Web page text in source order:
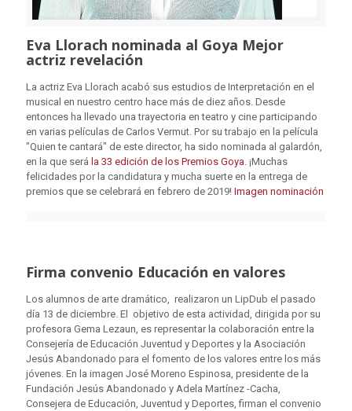
Eva Llorach nominada al Goya Mejor
actriz revelación
La actriz Eva Llorach acabó sus estudios de Interpretación en el
musical en nuestro centro hace más de diez años. Desde
entonces ha llevado una trayectoria en teatro y cine participando
en varias películas de Carlos Vermut. Por su trabajo en la película
"Quien te cantará" de este director, ha sido nominada al galardón,
en la que será la 33 edición de los Premios Goya. ¡Muchas
felicidades por la candidatura y mucha suerte en la entrega de
premios que se celebrará en febrero de 2019! Imagen nominación
Firma convenio Educación en valores
Los alumnos de arte dramático, realizaron un LipDub el pasado
día 13 de diciembre. El objetivo de esta actividad, dirigida por su
profesora Gema Lezaun, es representar la colaboración entre la
Consejería de Educación Juventud y Deportes y la Asociación
Jesús Abandonado para el fomento de los valores entre los más
jóvenes. En la imagen José Moreno Espinosa, presidente de la
Fundación Jesús Abandonado y Adela Martínez -Cacha,
Consejera de Educación, Juventud y Deportes, firman el convenio